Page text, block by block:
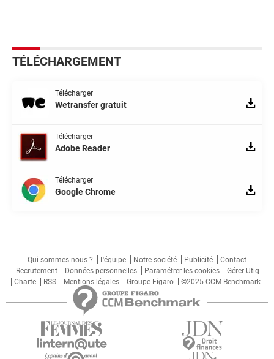
TÉLÉCHARGEMENT
Télécharger
Wetransfer gratuit
Télécharger
Adobe Reader
Télécharger
Google Chrome
Qui sommes-nous ? L'équipe Notre société Publicité
Contact
Recrutement
Données personnelles Paramétrer les cookies
Gérer Utiq
Charte
RSS Mentions légales Groupe Figaro ©2025 CCM Benchmark